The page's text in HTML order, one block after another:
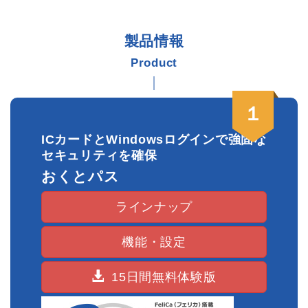
お問い合わせはこちら
表示できない不具合が改修されました。
その後、MicroSoft社WindowsUpdateにより不具合は
解消されました。
おくとパスBusiness10PのVer1.0.16でセーフティモ
ードが表示できない不具合が改修されました。
新Verの再インストールをお願いします。
ご不便をお掛けし申し訳ございません。
その後、MicroSoft社WindowsUpdateにより不具合は
解消されました。
製品情報
Product
１
ICカードとWindowsログインで強固な
セキュリティを確保
おくとパス
ラインナップ
機能・設定
15日間無料体験版